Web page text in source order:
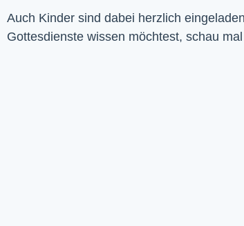
Auch Kinder sind dabei herzlich
Gottesdienste wissen möchtest, schau mal